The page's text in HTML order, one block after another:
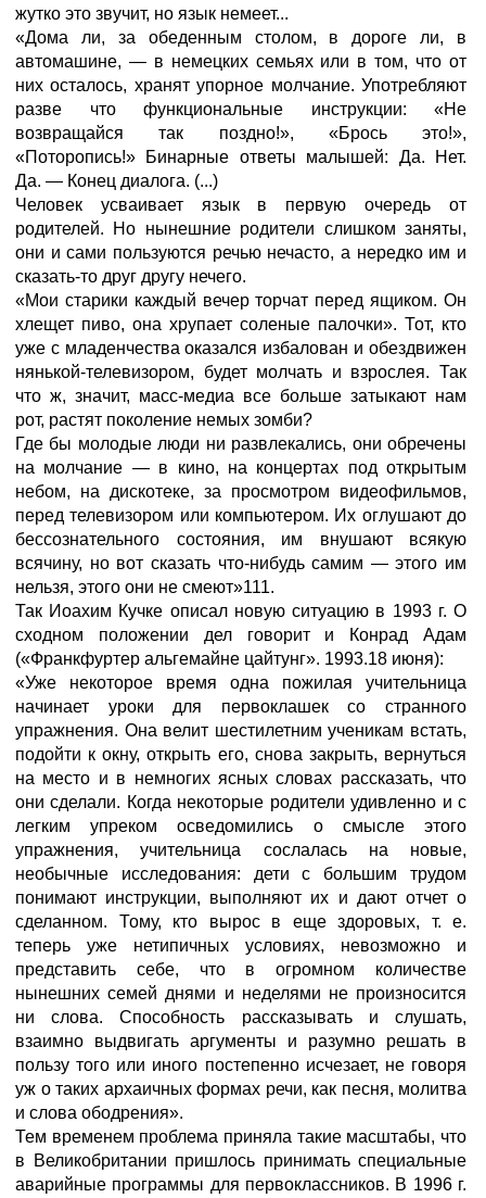
жутко это звучит, но язык немеет...
«Дома ли, за обеденным столом, в дороге ли, в
автомашине, — в немецких семьях или в том, что от
них осталось, хранят упорное молчание. Употребляют
разве что функциональные инструкции: «Не
возвращайся так поздно!», «Брось это!»,
«Поторопись!» Бинарные ответы малышей: Да. Нет.
Да. — Конец диалога. (...)
Человек усваивает язык в первую очередь от
родителей. Но нынешние родители слишком заняты,
они и сами пользуются речью нечасто, а нередко им и
сказать-то друг другу нечего.
«Мои старики каждый вечер торчат перед ящиком. Он
хлещет пиво, она хрупает соленые палочки». Тот, кто
уже с младенчества оказался избалован и обездвижен
нянькой-телевизором, будет молчать и взрослея. Так
что ж, значит, масс-медиа все больше затыкают нам
рот, растят поколение немых зомби?
Где бы молодые люди ни развлекались, они обречены
на молчание — в кино, на концертах под открытым
небом, на дискотеке, за просмотром видеофильмов,
перед телевизором или компьютером. Их оглушают до
бессознательного состояния, им внушают всякую
всячину, но вот сказать что-нибудь самим — этого им
нельзя, этого они не смеют»111.
Так Иоахим Кучке описал новую ситуацию в 1993 г. О
сходном положении дел говорит и Конрад Адам
(«Франкфуртер альгемайне цайтунг». 1993.18 июня):
«Уже некоторое время одна пожилая учительница
начинает уроки для первоклашек со странного
упражнения. Она велит шестилетним ученикам встать,
подойти к окну, открыть его, снова закрыть, вернуться
на место и в немногих ясных словах рассказать, что
они сделали. Когда некоторые родители удивленно и с
легким упреком осведомились о смысле этого
упражнения, учительница сослалась на новые,
необычные исследования: дети с большим трудом
понимают инструкции, выполняют их и дают отчет о
сделанном. Тому, кто вырос в еще здоровых, т. е.
теперь уже нетипичных условиях, невозможно и
представить себе, что в огромном количестве
нынешних семей днями и неделями не произносится
ни слова. Способность рассказывать и слушать,
взаимно выдвигать аргументы и разумно решать в
пользу того или иного постепенно исчезает, не говоря
уж о таких архаичных формах речи, как песня, молитва
и слова ободрения».
Тем временем проблема приняла такие масштабы, что
в Великобритании пришлось принимать специальные
аварийные программы для первоклассников. В 1996 г.